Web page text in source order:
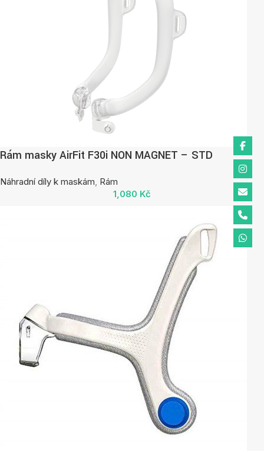
Rám masky AirFit F30i NON MAGNET – STD
Náhradní díly k maskám, Rám
1,080 Kč